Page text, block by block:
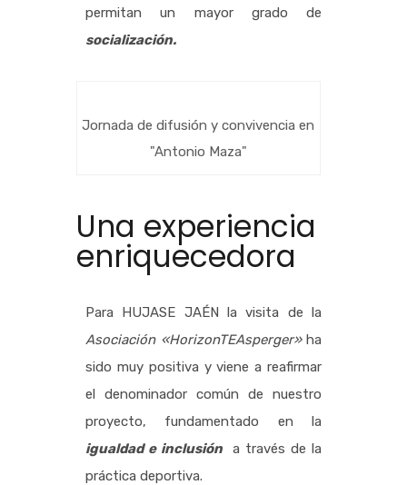
permitan un mayor grado de
socialización.
Jornada de difusión y convivencia en
"Antonio Maza"
Una experiencia
enriquecedora
Para HUJASE JAÉN la visita de la
Asociación «HorizonTEAsperger»ha
sido muy positiva y viene a reafirmar
el denominador común de nuestro
proyecto, fundamentado en la
igualdad e inclusióna través de la
práctica deportiva.